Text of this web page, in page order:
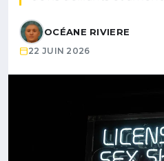
OCÉANE RIVIERE
22 JUIN 2026